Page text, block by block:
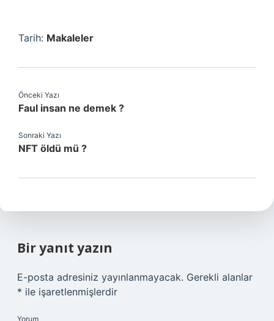
Tarih: Makaleler
Önceki Yazı
Faul insan ne demek ?
Sonraki Yazı
NFT öldü mü ?
Bir yanıt yazın
E-posta adresiniz yayınlanmayacak. Gerekli alanlar
* ile işaretlenmişlerdir
Yorum